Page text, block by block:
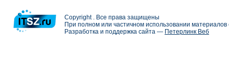
Copyright . Все права защищены
При полном или частичном использовании
Разработка и поддержка сайта — Петерлинк Веб